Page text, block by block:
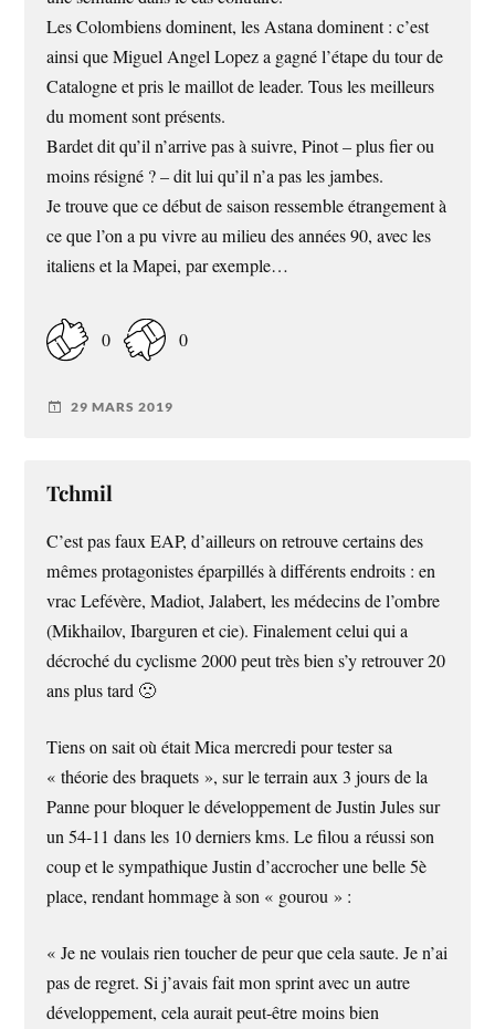
Les Colombiens dominent, les Astana dominent : c’est
ainsi que Miguel Angel Lopez a gagné l’étape du tour de
Catalogne et pris le maillot de leader. Tous les meilleurs
du moment sont présents.
Bardet dit qu’il n’arrive pas à suivre, Pinot – plus fier ou
moins résigné ? – dit lui qu’il n’a pas les jambes.
Je trouve que ce début de saison ressemble étrangement à
ce que l’on a pu vivre au milieu des années 90, avec les
italiens et la Mapei, par exemple…
0 0
29 MARS 2019
Tchmil
C’est pas faux EAP, d’ailleurs on retrouve certains des
mêmes protagonistes éparpillés à différents endroits : en
vrac Lefévère, Madiot, Jalabert, les médecins de l’ombre
(Mikhailov, Ibarguren et cie). Finalement celui qui a
décroché du cyclisme 2000 peut très bien s’y retrouver 20
ans plus tard 🙁
Tiens on sait où était Mica mercredi pour tester sa
« théorie des braquets », sur le terrain aux 3 jours de la
Panne pour bloquer le développement de Justin Jules sur
un 54-11 dans les 10 derniers kms. Le filou a réussi son
coup et le sympathique Justin d’accrocher une belle 5è
place, rendant hommage à son « gourou » :
« Je ne voulais rien toucher de peur que cela saute. Je n’ai
pas de regret. Si j’avais fait mon sprint avec un autre
développement, cela aurait peut-être moins bien